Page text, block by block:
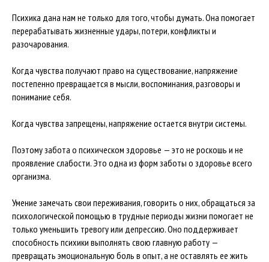
Психика дана нам не только для того, чтобы думать. Она помогает
перерабатывать жизненные удары, потери, конфликты и
разочарования.
Когда чувства получают право на существование, напряжение
постепенно превращается в мысли, воспоминания, разговоры и
понимание себя.
Когда чувства запрещены, напряжение остается внутри системы.
Поэтому забота о психическом здоровье — это не роскошь и не
проявление слабости. Это одна из форм заботы о здоровье всего
организма.
Умение замечать свои переживания, говорить о них, обращаться за
психологической помощью в трудные периоды жизни помогает не
только уменьшить тревогу или депрессию. Оно поддерживает
способность психики выполнять свою главную работу —
превращать эмоциональную боль в опыт, а не оставлять ее жить